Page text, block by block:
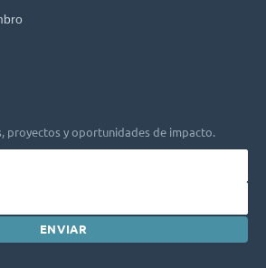
proyectos y oportunidades de impacto.
ENVIAR